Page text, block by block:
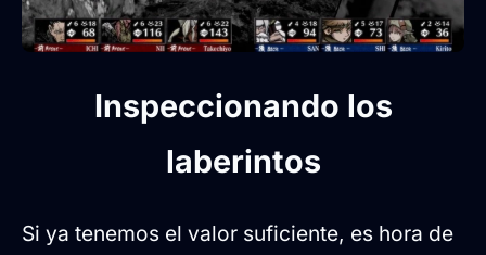
Inspeccionando los
laberintos
Si ya tenemos el valor suficiente, es hora de